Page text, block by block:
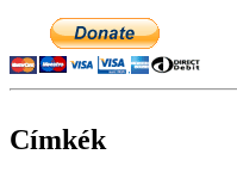
Címkék